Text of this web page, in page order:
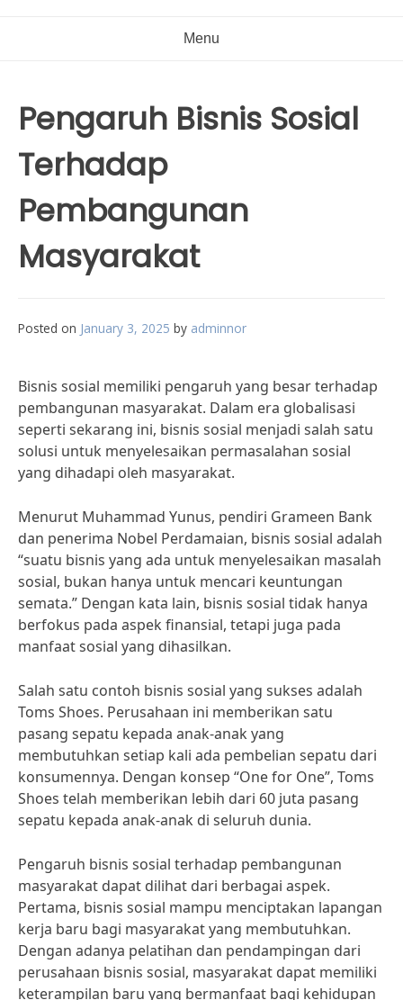
Menu
Pengaruh Bisnis Sosial
Terhadap
Pembangunan
Masyarakat
Posted on January 3, 2025 by adminnor
Bisnis sosial memiliki pengaruh yang besar terhadap
pembangunan masyarakat. Dalam era globalisasi
seperti sekarang ini, bisnis sosial menjadi salah satu
solusi untuk menyelesaikan permasalahan sosial
yang dihadapi oleh masyarakat.
Menurut Muhammad Yunus, pendiri Grameen Bank
dan penerima Nobel Perdamaian, bisnis sosial adalah
“suatu bisnis yang ada untuk menyelesaikan masalah
sosial, bukan hanya untuk mencari keuntungan
semata.” Dengan kata lain, bisnis sosial tidak hanya
berfokus pada aspek finansial, tetapi juga pada
manfaat sosial yang dihasilkan.
Salah satu contoh bisnis sosial yang sukses adalah
Toms Shoes. Perusahaan ini memberikan satu
pasang sepatu kepada anak-anak yang
membutuhkan setiap kali ada pembelian sepatu dari
konsumennya. Dengan konsep “One for One”, Toms
Shoes telah memberikan lebih dari 60 juta pasang
sepatu kepada anak-anak di seluruh dunia.
Pengaruh bisnis sosial terhadap pembangunan
masyarakat dapat dilihat dari berbagai aspek.
Pertama, bisnis sosial mampu menciptakan lapangan
kerja baru bagi masyarakat yang membutuhkan.
Dengan adanya pelatihan dan pendampingan dari
perusahaan bisnis sosial, masyarakat dapat memiliki
keterampilan baru yang bermanfaat bagi kehidupan